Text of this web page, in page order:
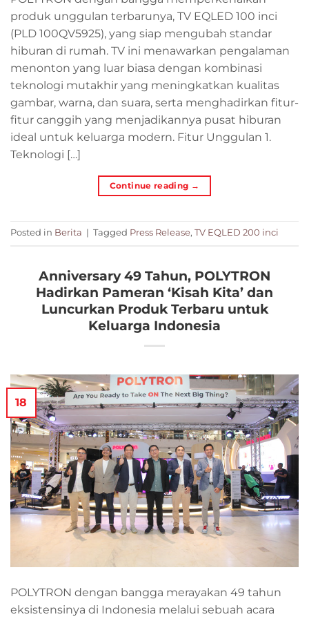
produk unggulan terbarunya, TV EQLED 100 inci
(PLD 100QV5925), yang siap mengubah standar
hiburan di rumah. TV ini menawarkan pengalaman
menonton yang luar biasa dengan kombinasi
teknologi mutakhir yang meningkatkan kualitas
gambar, warna, dan suara, serta menghadirkan fitur-
fitur canggih yang menjadikannya pusat hiburan
ideal untuk keluarga modern. Fitur Unggulan 1.
Teknologi […]
Continue reading →
Posted in Berita | Tagged Press Release, TV EQLED 200 inci
Anniversary 49 Tahun, POLYTRON
Hadirkan Pameran ‘Kisah Kita’ dan
Luncurkan Produk Terbaru untuk
Keluarga Indonesia
18
POLYTRON dengan bangga merayakan 49 tahun
eksistensinya di Indonesia melalui sebuah acara